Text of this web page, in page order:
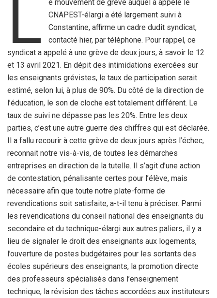
L
e mouvement de grève auquel a appelé le
CNAPEST-élargi a été largement suivi à
Constantine, affirme un cadre dudit syndicat,
contacté hier, par téléphone. Pour rappel, ce
syndicat a appelé à une grève de deux jours, à savoir le 12
et 13 avril 2021. En dépit des intimidations exercées sur
les enseignants grévistes, le taux de participation serait
estimé, selon lui, à plus de 90%. Du côté de la direction de
l’éducation, le son de cloche est totalement différent. Le
taux de suivi ne dépasse pas les 20%. Entre les deux
parties, c’est une autre guerre des chiffres qui est déclarée.
Il a fallu recourir à cette grève de deux jours après l’échec,
reconnait notre vis-à-vis, de toutes les démarches
entreprises en direction de la tutelle. Il s’agit d’une action
de contestation, pénalisante certes pour l’élève, mais
nécessaire afin que toute notre plate-forme de
revendications soit satisfaite, a-t-il tenu à préciser. Parmi
les revendications du conseil national des enseignants du
secondaire et du technique-élargi aux autres paliers, il y a
lieu de signaler le droit des enseignants aux logements,
l’ouverture de postes budgétaires pour les sortants des
écoles supérieurs des enseignants, la promotion directe
des professeurs spécialisés dans l’enseignement
technique, la révision des tâches accordées aux instituteurs